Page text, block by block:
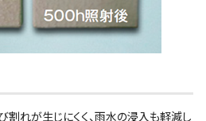
割れが生じにくく、雨水の浸入も軽減し